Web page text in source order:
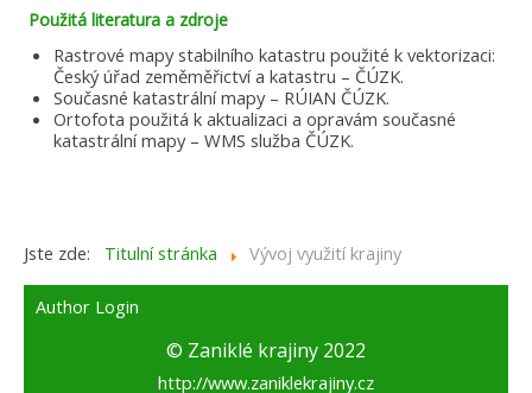
Použitá literatura a zdroje
Rastrové mapy stabilního katastru použité k vektorizaci:
Český úřad zeměměřictví a katastru – ČÚZK.
Současné katastrální mapy – RÚIAN ČÚZK.
Ortofota použitá k aktualizaci a opravám současné
katastrální mapy – WMS služba ČÚZK.
Jste zde: Titulní stránka Vývoj využití krajiny
Author Login
© Zaniklé krajiny 2022
http://www.zaniklekrajiny.cz